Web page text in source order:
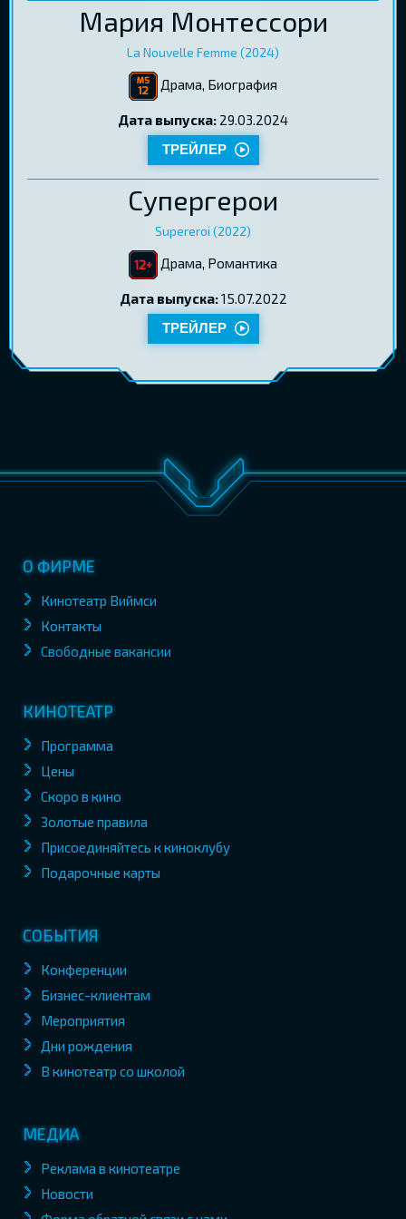
Мария Монтессори
La Nouvelle Femme (2024)
Драма, Биография
Дата выпуска: 29.03.2024
ТРЕЙЛЕР
Супергерои
Supereroi (2022)
Драма, Романтика
Дата выпуска:15.07.2022
ТРЕЙЛЕР
О ФИРМЕ
Кинотеатр Виймси
Контакты
Свободные вакансии
КИНОТЕАТР
Программа
Цены
Скоро в кино
Золотые правила
Присоединяйтесь к киноклубу
Подарочные карты
СОБЫТИЯ
Конференции
Бизнес-клиентам
Мероприятия
Дни рождения
В кинотеатр со школой
МЕДИА
Реклама в кинотеатре
Новости